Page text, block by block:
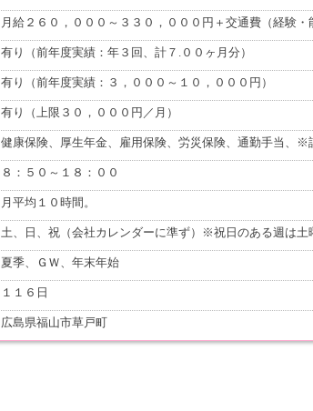
月給２６０，０００～３３０，０００円＋交通費（経験・
有り（前年度実績：年３回、計７.００ヶ月分）
有り（前年度実績：３，０００～１０，０００円）
有り（上限３０，０００円／月）
健康保険、厚生年金、雇用保険、労災保険、通勤手当、※
８：５０～１８：００
月平均１０時間。
土、日、祝（会社カレンダーに準ず）※祝日のある週は土
夏季、ＧＷ、年末年始
１１６日
広島県福山市草戸町